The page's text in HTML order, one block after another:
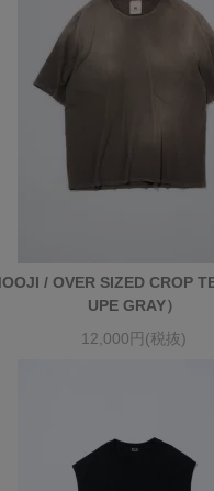
/ OVER SIZED CROP
UPE GRAY）
12,000円(税抜)